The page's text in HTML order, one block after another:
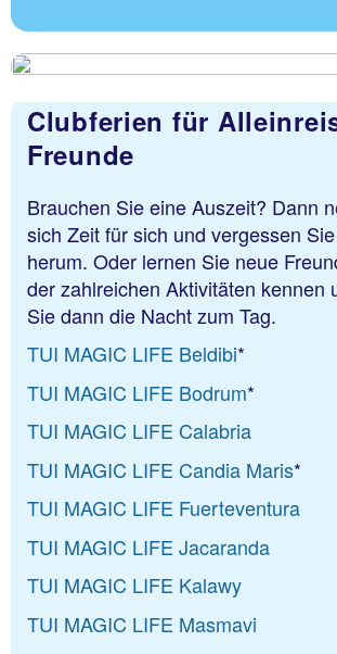
TUI MAGIC LIFE Bodrum*
TUI MAGIC LIFE Calabria
TUI MAGIC LIFE Candia Maris*
TUI MAGIC LIFE Jacaranda
TUI MAGIC LIFE Kalawy
TUI MAGIC LIFE Masmavi
TUI MAGIC LIFE Redsina Sharm el
*für Gäste ab 16 Jahren
Clubferien für
Freunde
Brauchen Sie eine Auszeit? Dann
sich Zeit für sich und vergessen
herum. Oder lernen Sie neue
der zahlreichen Aktivitäten kennen
Sie dann die Nacht zum Tag.
TUI MAGIC LIFE Beldibi*
TUI MAGIC LIFE Bodrum*
TUI MAGIC LIFE Calabria
TUI MAGIC LIFE Candia Maris*
TUI MAGIC LIFE Fuerteventura
TUI MAGIC LIFE Jacaranda
TUI MAGIC LIFE Kalawy
TUI MAGIC LIFE Masmavi